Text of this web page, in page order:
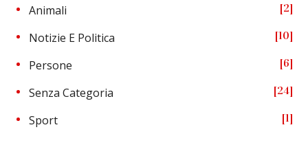
Animali 2
Notizie E Politica 10
Persone 6
Senza Categoria 24
Sport 1